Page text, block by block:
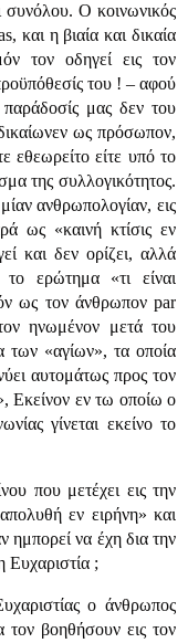
συνόλου. Ο κοινωνικός
και η βιαία και δικαία
τον οδηγεί εις τον
του ! – αφού
μας δεν του
ως πρόσωπον,
εθεωρείτο είτε υπό το
της συλλογικότητος.
ανθρωπολογίαν, εις
ως «καινή κτίσις εν
και δεν ορίζει, αλλά
το ερώτημα «τι είναι
ως τον άνθρωπον par
ηνωμένον μετά του
των «αγίων», τα οποία
αυτομάτως προς τον
Εκείνον εν τω οποίω ο
γίνεται εκείνο το
που μετέχει εις την
εν ειρήνη» και
ημπορεί να έχη δια την
Ευχαριστία ;
ο άνθρωπος
τον βοηθήσουν εις τον